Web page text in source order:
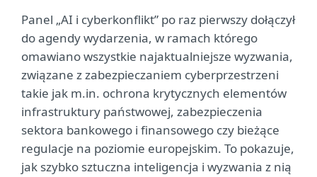
Panel „AI i cyberkonflikt” po raz pierwszy dołączył
do agendy wydarzenia, w ramach którego
omawiano wszystkie najaktualniejsze wyzwania,
związane z zabezpieczaniem cyberprzestrzeni
takie jak m.in. ochrona krytycznych elementów
infrastruktury państwowej, zabezpieczenia
sektora bankowego i finansowego czy bieżące
regulacje na poziomie europejskim. To pokazuje,
jak szybko sztuczna inteligencja i wyzwania z nią